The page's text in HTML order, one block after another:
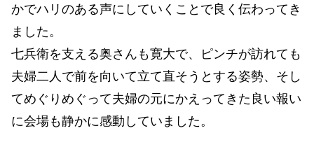
かでハリのある声にしていくことで良く伝わってき
ました。
七兵衛を支える奥さんも寛大で、ピンチが訪れても
夫婦二人で前を向いて立て直そうとする姿勢、そし
てめぐりめぐって夫婦の元にかえってきた良い報い
に会場も静かに感動していました。